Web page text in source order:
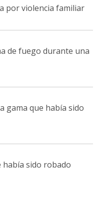
por violencia familiar
de fuego durante una
gama que había sido
había sido robado